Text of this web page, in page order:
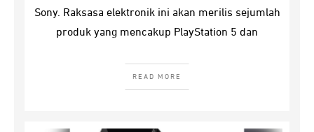
Sony. Raksasa elektronik ini akan merilis sejumlah
produk yang mencakup PlayStation 5 dan
READ MORE